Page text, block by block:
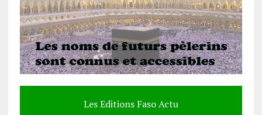
Les Editions Faso Actu